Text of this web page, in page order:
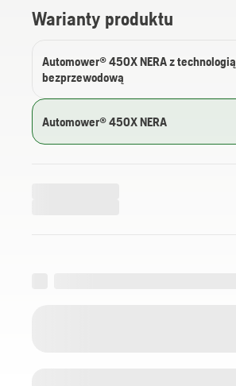
Warianty produktu
Automower® 450X NERA z technologią
bezprzewodową
Automower® 450X NERA